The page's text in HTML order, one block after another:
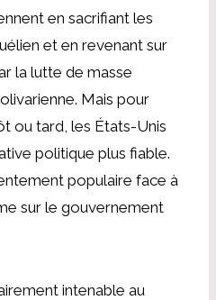
en sacrifiant les
et en revenant sur
la lutte de masse
Mais pour
ou tard, les États-Unis
politique plus fiable.
populaire face à
sur le gouvernement
intenable au